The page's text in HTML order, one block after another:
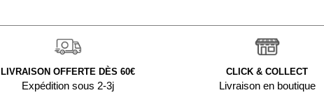
LIVRAISON OFFERTE DÈS 60€
Expédition sous 2-3j
CLICK & COLLECT
Livraison en boutique